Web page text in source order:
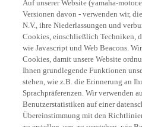
Versionen davon - verwenden wir,
N.V., ihre Niederlassungen und
Cookies, einschließlich Techniken,
wie Javascript und Web Beacons.
Cookies, damit unsere Website
Ihnen grundlegende Funktionen
stehen, wie z.B. die Erinnerung an
Sprachpräferenzen. Wir verwenden
Benutzerstatistiken auf einer
Übereinstimmung mit den
zu erstellen, um zu verstehen, wie